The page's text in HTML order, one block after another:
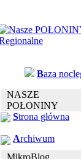
Baza
NASZE
POŁONINY
Strona główna
Archiwum
MikroBlog